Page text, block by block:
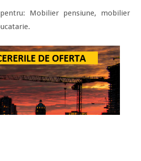
Mobilier pensiune, mobilier